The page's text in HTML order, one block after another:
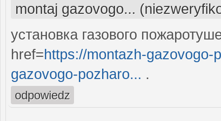
montaj gazovogo...
установка газового
href=https://montazh-gazovogo-
gazovogo-pozharo... .
odpowiedz